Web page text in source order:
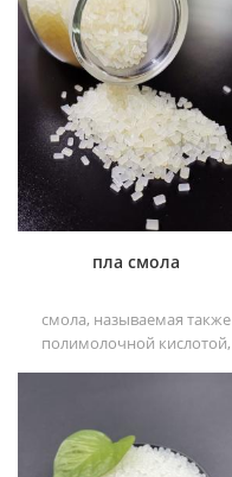
композитных чернил для
высококачественных
пластиков ,
пла смола
смола, называемая также
полимолочной кислотой,
чистой смоле. эта
полимерная смола